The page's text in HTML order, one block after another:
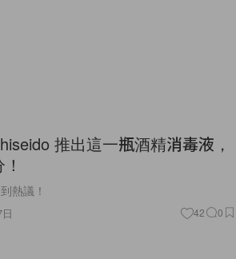
推出這一瓶酒精消毒液，
熱議！
42 0